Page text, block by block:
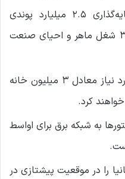
سرمایه‌گذاری ۲.۵ میلیارد پوندی
دولت، پتانسیل ایجاد تا ۳۰۰۰ شغل ماهر و احیای صنعت
راکتورها برق مورد نیاز معادل ۳ میلیون خانه
کرد.
به شبکه برق برای اواسط
را در موقعیت پیشتازی در